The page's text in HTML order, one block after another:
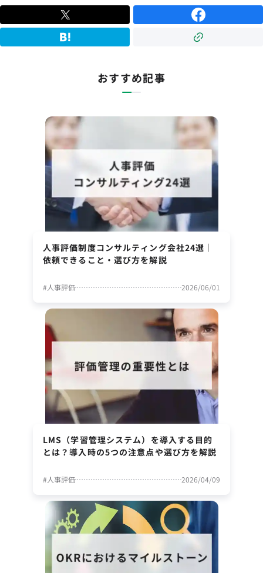
おすすめ記事
人事評価制度コンサルティング会社24選｜
依頼できること・選び方を解説
#人事評価 2026/06/01
LMS（学習管理システム）を導入する目的
とは？導入時の5つの注意点や選び方を解説
#人事評価 2026/04/09